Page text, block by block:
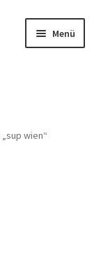
Menü
wien“